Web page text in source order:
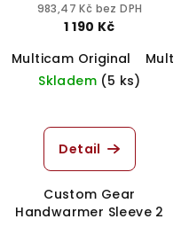
Black Ranger Green
983,47 Kč bez DPH
1 190 Kč
Multicam Original
Skladem (5 ks)
Detail
Custom Gear
Handwarmer Sleeve 2